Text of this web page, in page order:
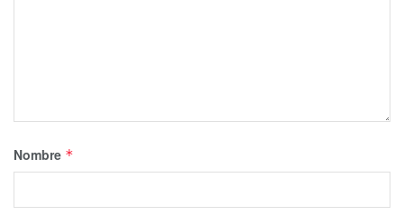
Nombre *